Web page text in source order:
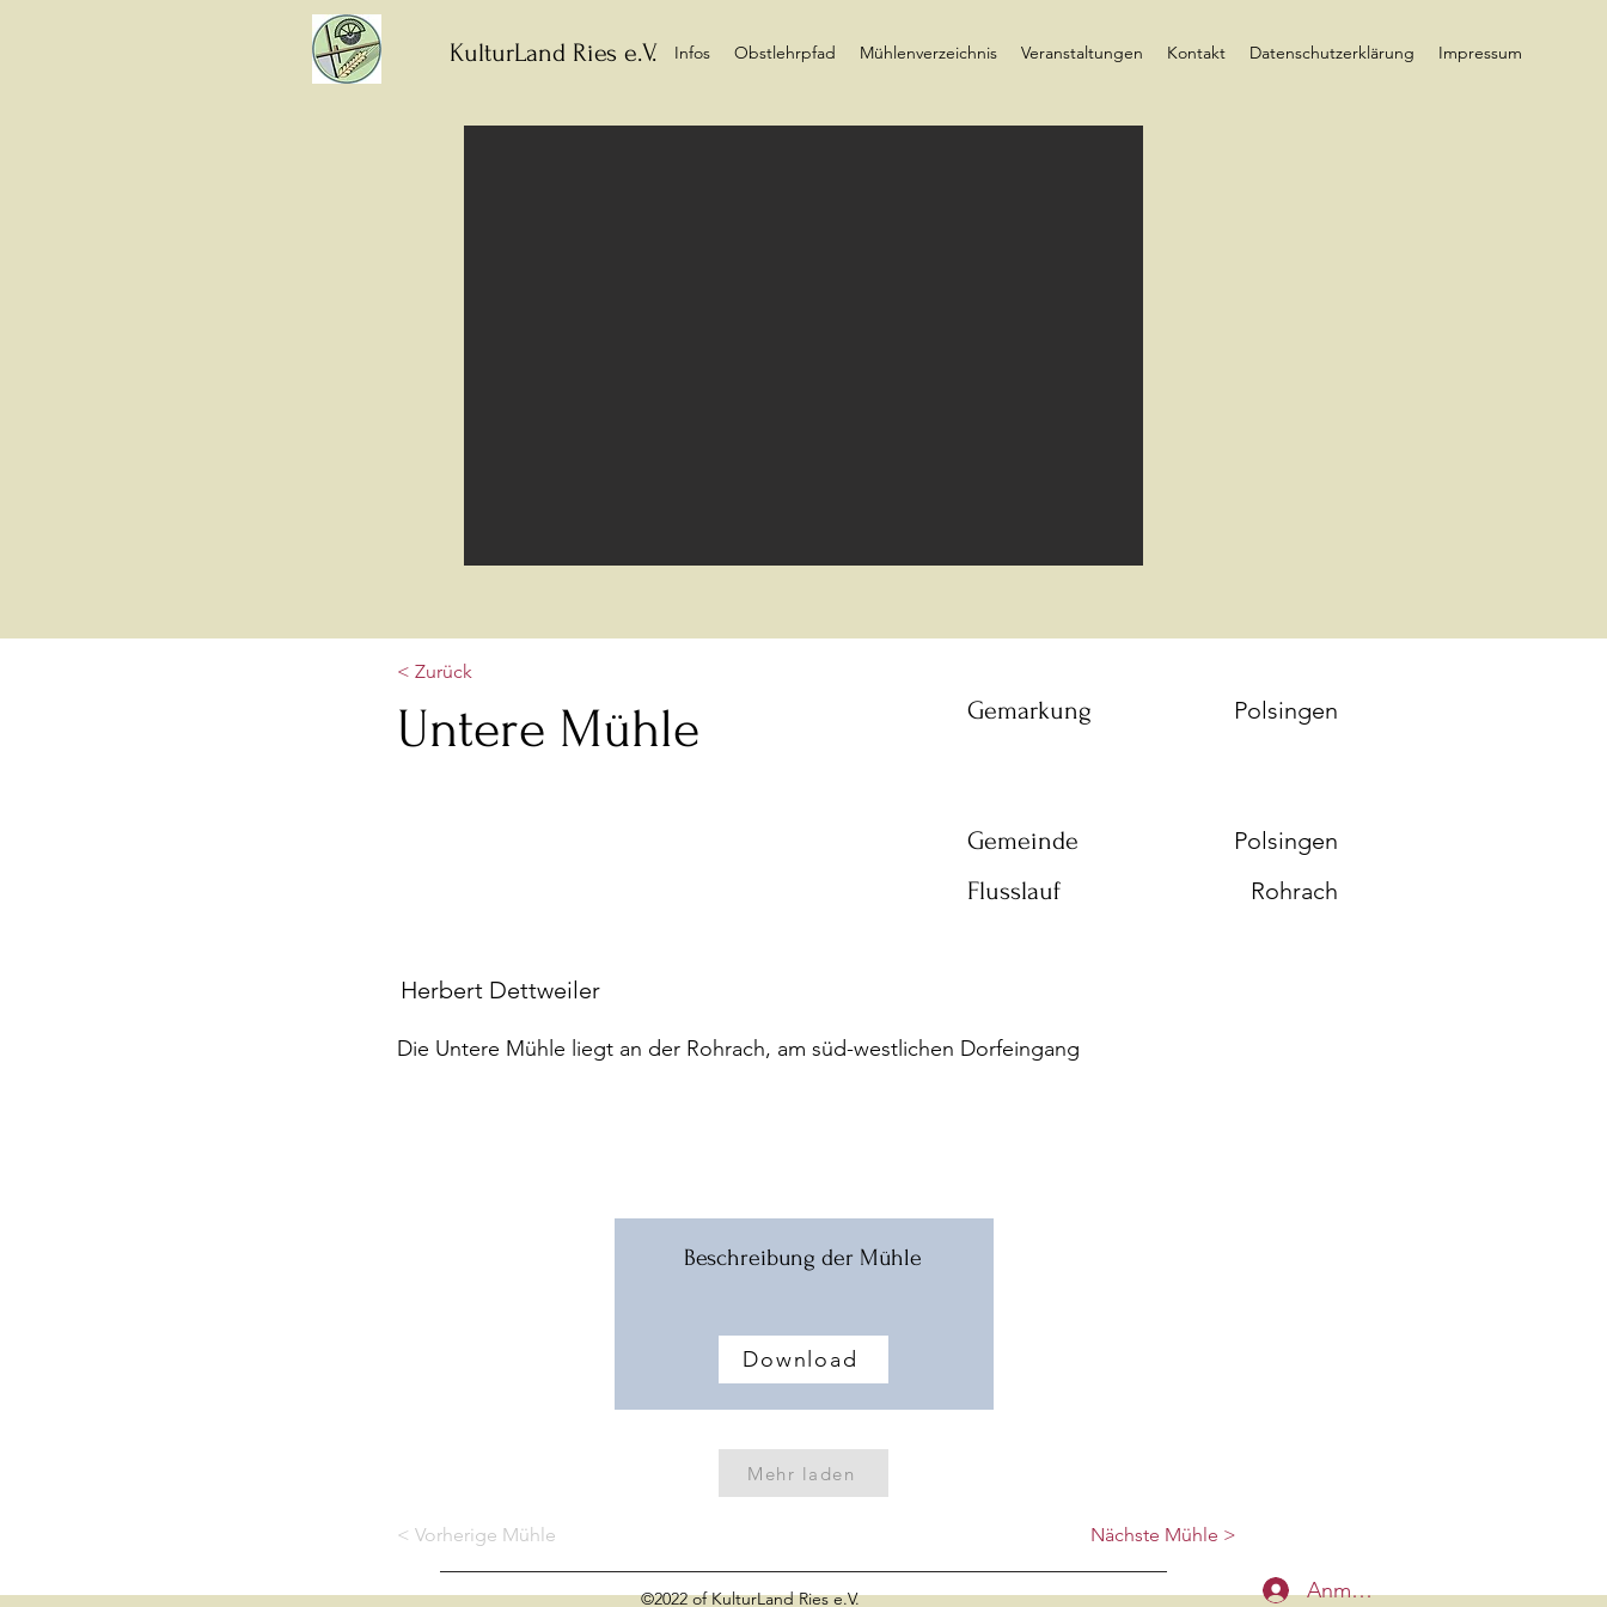
Infos Obstlehrpfad Mühlenverzeichnis Veranstaltungen Kontakt Datenschutzerklärung Impressum
KulturLand Ries e.V.
Untere Mühle
< Zurück
Gemarkung Polsingen
Gemeinde
Polsingen
Flusslauf
Rohrach
Herbert Dettweiler
Die Untere Mühle liegt an der Rohrach, am süd-westlichen Dorfeingang
Beschreibung der Mühle
Download
Mehr laden
< Vorherige Mühle Nächste Mühle >
©2022 of KulturLand Ries e.V. Anmelden